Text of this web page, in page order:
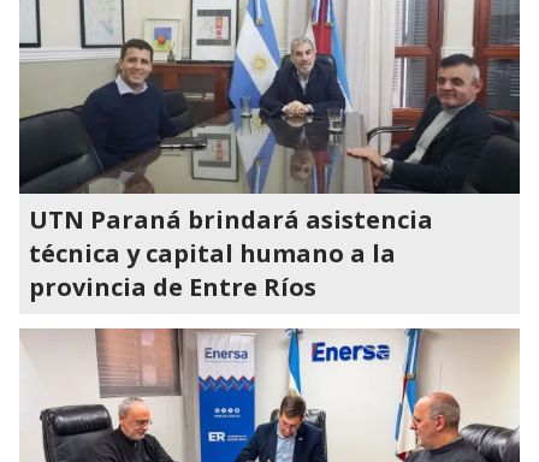
UTN Paraná brindará asistencia
técnica y capital humano a la
provincia de Entre Ríos